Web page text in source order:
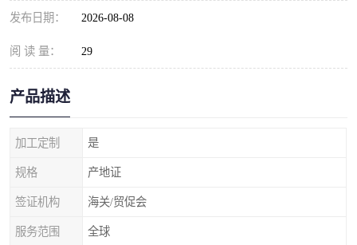
发布日期： 2026-08-08
阅 读 量： 29
产品描述
加工定制 是
规格 产地证
签证机构 海关/贸促会
服务范围 全球